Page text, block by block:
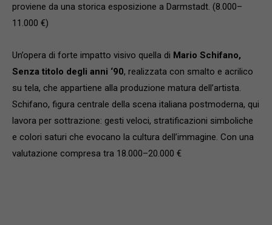
proviene da una storica esposizione a Darmstadt. (8.000–
11.000 €)
Un’opera di forte impatto visivo quella di Mario Schifano,
Senza titolo degli anni ‘90, realizzata con smalto e acrilico
su tela, che appartiene alla produzione matura dell’artista.
Schifano, figura centrale della scena italiana postmoderna, qui
lavora per sottrazione: gesti veloci, stratificazioni simboliche
e colori saturi che evocano la cultura dell’immagine. Con una
valutazione compresa tra 18.000–20.000 €